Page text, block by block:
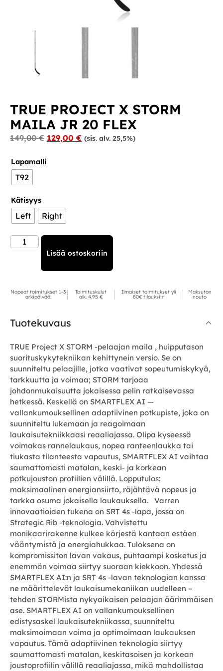
TRUE PROJECT X STORM
MAILA JR 20 FLEX
149,00€ 129,00 € (sis. alv. 25,5%)
Lapamalli
T92
Kätisyys
Left Right
Lisää ostoskoriin
Nopeat toimitukset 1-3
arkipäivää!
Toimituskulut
alk. 4,95 €
Ilmaiset toimitukset yli
80€ tilauksiin
Maksuton
nouto
Tuotekuvaus
TRUE Project X STORM -pelaajan maila , huipputason
suorituskykytekniikan kehittynein versio. Se on
suunniteltu pelaajille, jotka vaativat sopeutumiskykyä,
tarkkuutta ja voimaa; STORM tarjoaa
johdonmukaisuutta jokaisessa pelin ratkaisevassa
hetkessä. Keskellä on SMARTFLEX AI —
vallankumouksellinen adaptiivinen potkupiste, joka on
suunniteltu lukemaan ja reagoimaan
laukaisutekniikkaasi reaaliajassa. Olipa kyseessä
voimakas rannelaukaus, nopea ranteenlaukka tai
tiukasta tilanteesta vapautus, SMARTFLEX AI vaihtaa
saumattomasti matalan, keski- ja korkean
potkujouston profiilien välillä. Lopputulos:
maksimaalinen energiansiirto, räjähtävä nopeus ja
tarkka osuma jokaisella laukauksella. Varren
innovaatioiden tukena on SRT 4s -lapa, jossa on
Strategic Rib -teknologia. Vahvistettu
monikaarirakenne kulkee kärjestä kantaan estäen
vääntymistä ja energiahukkaa. Tuloksena on
kompromissiton lavan vakaus, puhtaampi kosketus ja
enemmän voimaa siirtyy suoraan kiekkoon. Yhdessä
SMARTFLEX AI:n ja SRT 4s -lavan teknologian kanssa
ne määrittelevät laukaisumekaniikan uudelleen –
tehden STORMista nykyaikaisen pelaajan äärimmäisen
ase. SMARTFLEX AI on vallankumouksellinen
edistysaskel laukaisutekniikassa, suunniteltu
maksimoimaan voima ja optimoimaan laukauksen
vapautus. Tämä adaptiivinen teknologia siirtyy
saumattomasti matalan, keskitasoisen ja korkean
joustoprofiilin välillä reaaliajassa, mikä mahdollistaa